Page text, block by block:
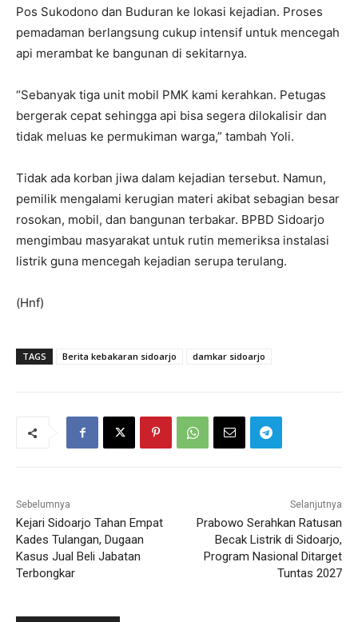
Pos Sukodono dan Buduran ke lokasi kejadian. Proses
pemadaman berlangsung cukup intensif untuk mencegah
api merambat ke bangunan di sekitarnya.
“Sebanyak tiga unit mobil PMK kami kerahkan. Petugas
bergerak cepat sehingga api bisa segera dilokalisir dan
tidak meluas ke permukiman warga,” tambah Yoli.
Tidak ada korban jiwa dalam kejadian tersebut. Namun,
pemilik mengalami kerugian materi akibat sebagian besar
rosokan, mobil, dan bangunan terbakar. BPBD Sidoarjo
mengimbau masyarakat untuk rutin memeriksa instalasi
listrik guna mencegah kejadian serupa terulang.
(Hnf)
TAGS Berita kebakaran sidoarjo damkar sidoarjo
Sebelumnya
Kejari Sidoarjo Tahan Empat
Kades Tulangan, Dugaan
Kasus Jual Beli Jabatan
Terbongkar
Selanjutnya
Prabowo Serahkan Ratusan
Becak Listrik di Sidoarjo,
Program Nasional Ditarget
Tuntas 2027